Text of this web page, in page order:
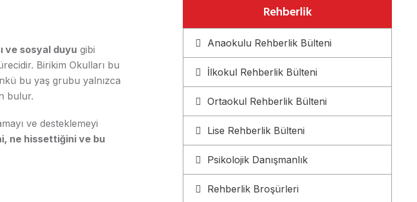
ve sosyal duyu gibi
Birikim Okulları bu
bu yaş grubu yalnızca
bulur.
ve desteklemeyi
ne hissettiğini ve bu
Rehberlik
Anaokulu Rehberlik Bülteni
İlkokul Rehberlik Bülteni
Ortaokul Rehberlik Bülteni
Lise Rehberlik Bülteni
Psikolojik Danışmanlık
Rehberlik Broşürleri